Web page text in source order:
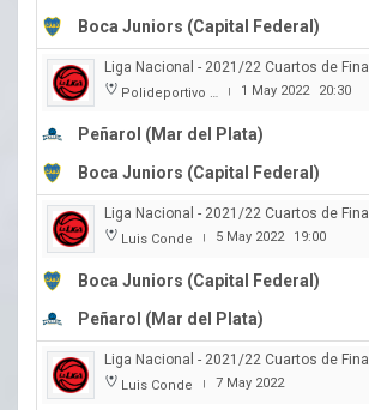
Boca Juniors (Capital Federal)
Liga Nacional - 2021/22 Cuartos de Final
Polideportivo Islas Malvinas | 1 May 2022 20:30
Peñarol (Mar del Plata)
Boca Juniors (Capital Federal)
Liga Nacional - 2021/22 Cuartos de Final
Luis Conde | 5 May 2022 19:00
Boca Juniors (Capital Federal)
Peñarol (Mar del Plata)
Liga Nacional - 2021/22 Cuartos de Final
Luis Conde | 7 May 2022